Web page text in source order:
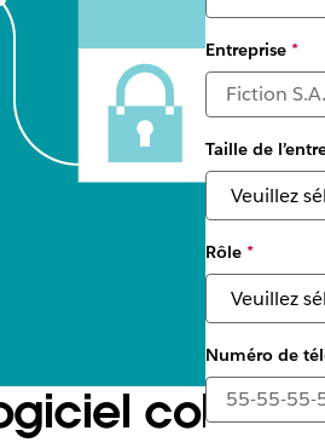
Entreprise*
Taille de
Rôle*
Numéro de